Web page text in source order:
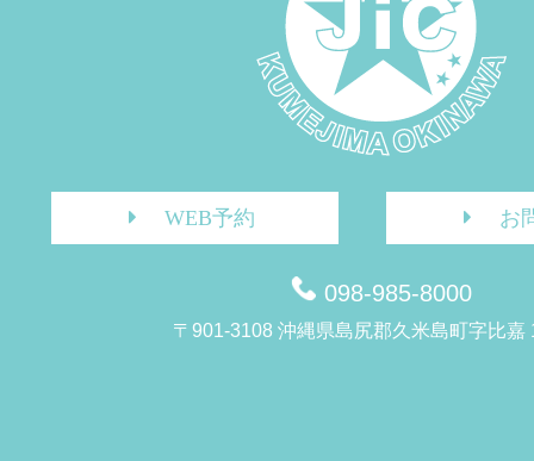
WEB予約 お
098-985-8000
〒901-3108 沖縄県島尻郡久米島町字比嘉